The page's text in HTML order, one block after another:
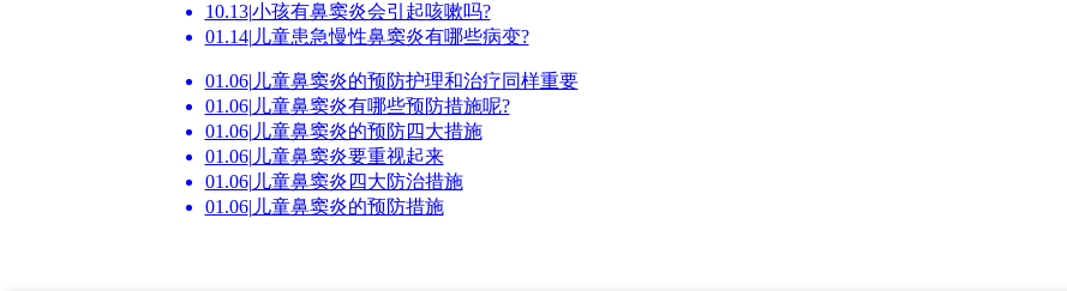
10.13|小孩有鼻窦炎会引起咳嗽吗?
01.14| 儿童患急慢性鼻窦炎有哪些病变?
01.06| 儿童鼻窦炎的预防护理和治疗同样重要
01.06| 儿童鼻窦炎有哪些预防措施呢?
01.06| 儿童鼻窦炎的预防四大措施
01.06| 儿童鼻窦炎要重视起来
01.06| 儿童鼻窦炎四大防治措施
01.06| 儿童鼻窦炎的预防措施